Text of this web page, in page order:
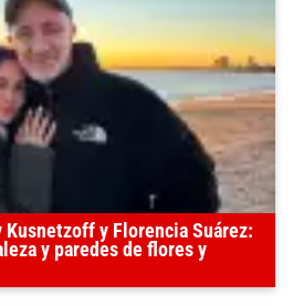
Kusnetzoff y Florencia Suárez:
y paredes de flores y